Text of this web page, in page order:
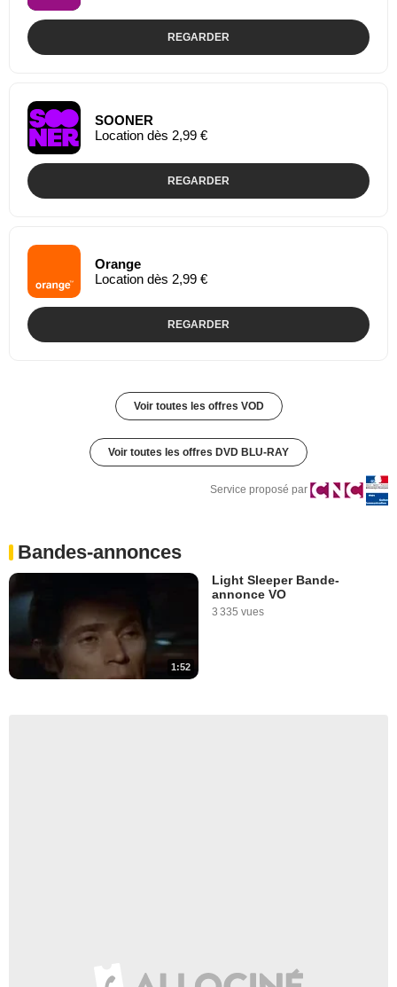
REGARDER
SOONER
Location dès 2,99 €
REGARDER
Orange
Location dès 2,99 €
REGARDER
Voir toutes les offres VOD
Voir toutes les offres DVD BLU-RAY
Service proposé par
Bandes-annonces
1:52
Light Sleeper Bande-
annonce VO
3 335 vues